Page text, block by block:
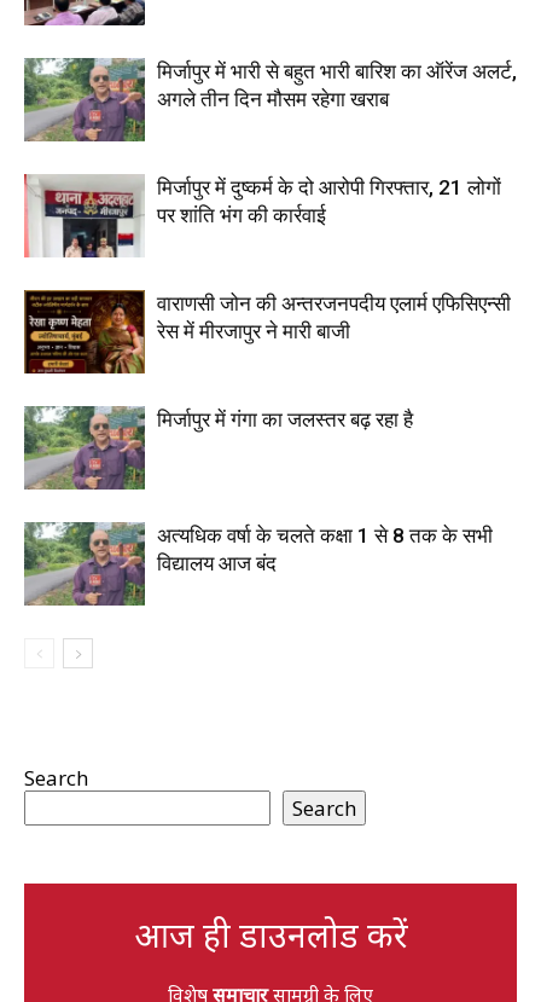
मिर्जापुर में भारी से बहुत भारी बारिश का ऑरेंज अलर्ट,
अगले तीन दिन मौसम रहेगा खराब
मिर्जापुर में दुष्कर्म के दो आरोपी गिरफ्तार, 21 लोगों
पर शांति भंग की कार्रवाई
वाराणसी जोन की अन्तरजनपदीय एलार्म एफिसिएन्सी
रेस में मीरजापुर ने मारी बाजी
मिर्जापुर में गंगा का जलस्तर बढ़ रहा है
अत्यधिक वर्षा के चलते कक्षा 1 से 8 तक के सभी
विद्यालय आज बंद
Search
Search
आज ही डाउनलोड करें
विशेषसमाचारसामग्री के लिए